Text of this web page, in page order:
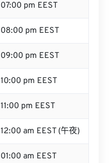
07:00 pm EEST
08:00 pm EEST
09:00 pm EEST
10:00 pm EEST
11:00 pm EEST
12:00 am EEST (午夜)
01:00 am EEST